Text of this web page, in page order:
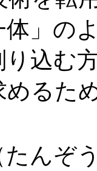
体」の
り込む
めるた
んぞ